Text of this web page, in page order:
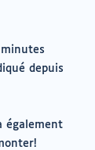
depuis
également